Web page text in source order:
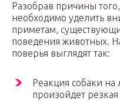
Разобрав причины
необходимо уделить
приметам,
поведения животных.
поверья выглядят так:
Реакция собаки на
произойдет